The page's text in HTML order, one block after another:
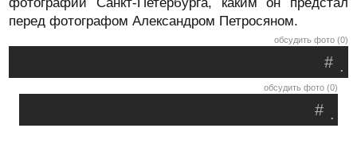
перед фотографом Александром Петросяном.
обсудить фото (0)
.
#
обсудить фото (0)
.
#